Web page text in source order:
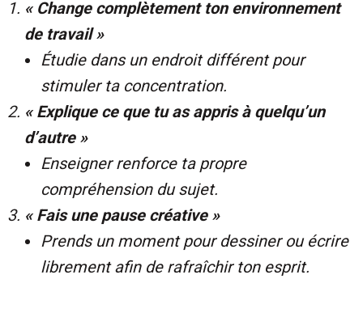
« Change complètement ton environnement
de travail »
Étudie dans un endroit différent pour
stimuler ta concentration.
« Explique ce que tu as appris à quelqu’un
d’autre »
Enseigner renforce ta propre
compréhension du sujet.
« Fais une pause créative »
Prends un moment pour dessiner ou écrire
librement afin de rafraîchir ton esprit.